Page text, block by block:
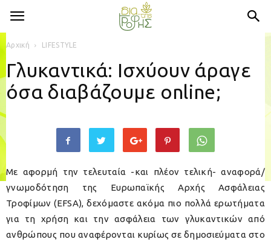
Αρχική LIFESTYLE
Γλυκαντικά: Ισχύουν άραγε
όσα διαβάζουμε online;
Με αφορμή την τελευταία -και πλέον τελική- αναφορά/
γνωμοδότηση της Ευρωπαϊκής Αρχής Ασφάλειας
Τροφίμων (EFSA), δεχόμαστε ακόμα πιο πολλά ερωτήματα
για τη χρήση και την ασφάλεια των γλυκαντικών από
ανθρώπους που αναφέρονται κυρίως σε δημοσιεύματα στο